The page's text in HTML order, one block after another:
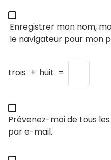
Enregistrer mon nom,
le navigateur pour mon
trois + huit =
Prévenez-moi de tous
par e-mail.